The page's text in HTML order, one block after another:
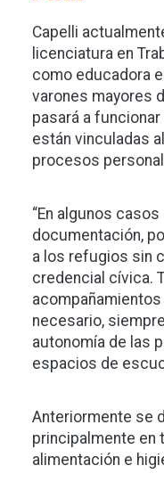
Capelli
licenciatura en
como educadora
varones mayores
pasará a
están vinculadas
procesos
“En algunos
documentación,
a los refugios sin
credencial cívica.
necesario,
autonomía de las
espacios de
Anteriormente se
principalmente en
alimentación e